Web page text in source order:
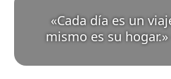
«Cada día es un
mismo es su hogar.»